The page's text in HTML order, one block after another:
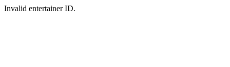
Invalid entertainer ID.